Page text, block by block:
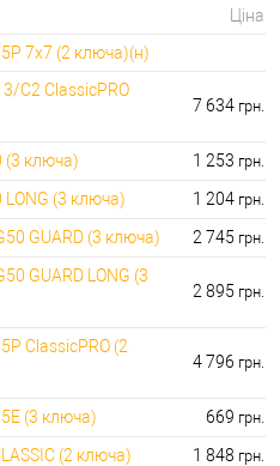
дешевий: 600.00 грн. самий дорогий:
660.00 грн.
Ціна
7x7 (2 ключа)(н)
C2 ClassicPRO
7 634 грн.
(3 ключа) 1 253 грн.
LONG (3 ключа) 1 204 грн.
GUARD (3 ключа) 2 745 грн.
GUARD LONG (3
2 895 грн.
ClassicPRO (2
4 796 грн.
(3 ключа) 669 грн.
(2 ключа) 1 848 грн.